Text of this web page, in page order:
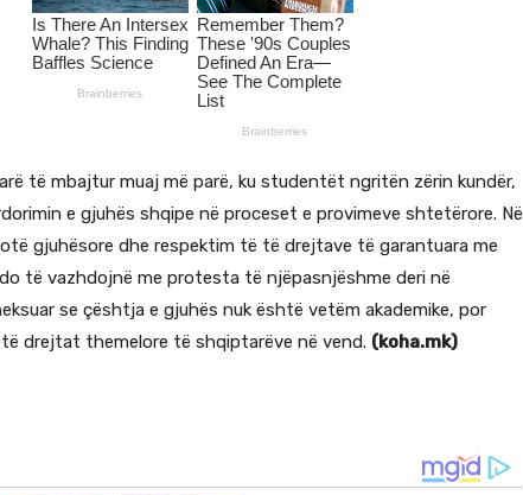
të mbajtur muaj më parë, ku studentët ngritën zërin kundër,
e gjuhës shqipe në proceset e provimeve shtetërore. Në
gjuhësore dhe respektim të të drejtave të garantuara me
të vazhdojnë me protesta të njëpasnjëshme deri në
se çështja e gjuhës nuk është vetëm akademike, por
drejtat themelore të shqiptarëve në vend. (koha.mk)